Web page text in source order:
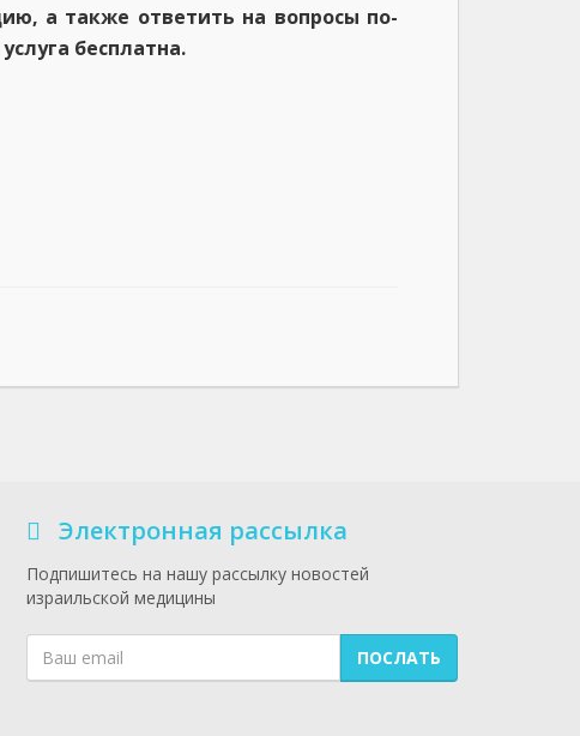
а также ответить на вопросы по-
бесплатна.
Электронная рассылка
Подпишитесь на нашу рассылку новостей
израильской медицины
ПОСЛАТЬ